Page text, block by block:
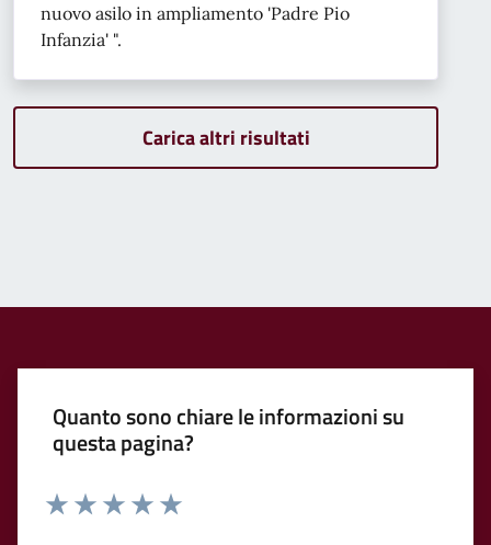
nuovo asilo in ampliamento 'Padre Pio
Infanzia' ".
Carica altri risultati
Quanto sono chiare le informazioni su
questa pagina?